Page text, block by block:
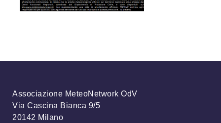
Associazione MeteoNetwork OdV
Via Cascina Bianca 9/5
20142 Milano